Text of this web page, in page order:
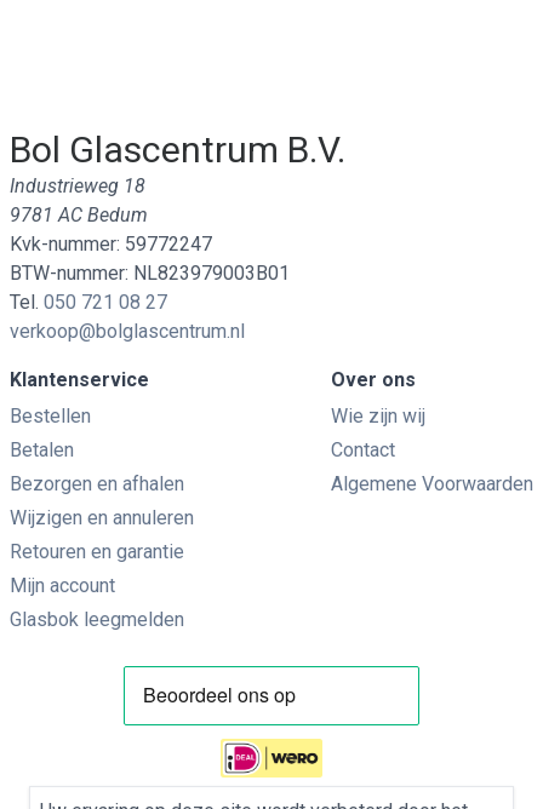
Bol Glascentrum B.V.
Industrieweg 18
9781 AC Bedum
Kvk-nummer: 59772247
BTW-nummer: NL823979003B01
Tel. 050 721 08 27
verkoop@bolglascentrum.nl
Klantenservice
Bestellen
Betalen
Bezorgen en afhalen
Wijzigen en annuleren
Retouren en garantie
Mijn account
Glasbok leegmelden
Over ons
Wie zijn wij
Contact
Algemene Voorwaarden